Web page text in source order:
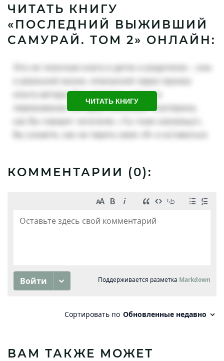
ЧИТАТЬ КНИГУ
«ПОСЛЕДНИЙ ВЫЖИВШИЙ
САМУРАЙ. ТОМ 2» ОНЛАЙН:
ЧИТАТЬ КНИГУ
КОММЕНТАРИИ (0):
ВАМ ТАКЖЕ МОЖЕТ